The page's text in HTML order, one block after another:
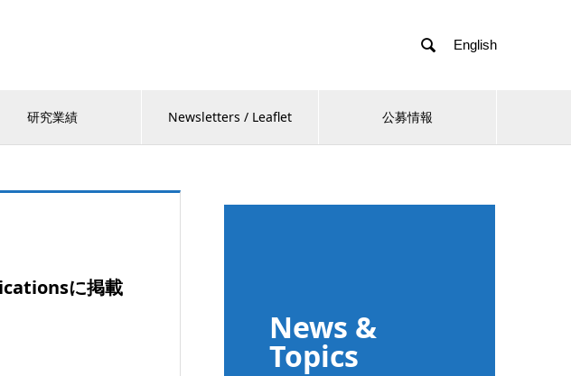
 English
研究業績 Newsletters / Leaflet 公募情報
News &
Topics
に掲載